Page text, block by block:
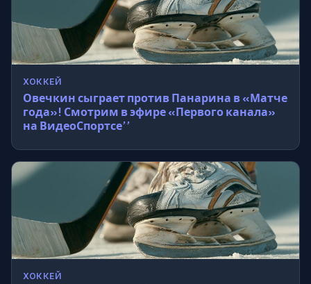
ХОККЕЙ
Овечкин сыграет против Панарина в «Матче
года»! Смотрим в эфире «Первого канала»
на ВидеоСпортсе’’
ХОККЕЙ